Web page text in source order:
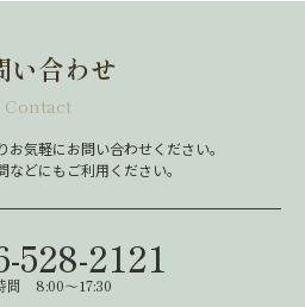
い合わせ
Contact
気軽にお問い合わせください。
などにもご利用ください。
528-2121
間 8:00～17:30